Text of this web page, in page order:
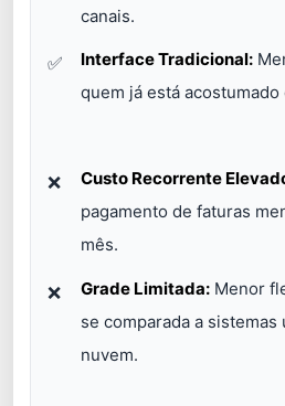
canais.
Interface Tradicional:
quem já está acostumado
Custo Recorrente
pagamento de faturas
mês.
Grade Limitada: Menor
se comparada a sistemas
nuvem.